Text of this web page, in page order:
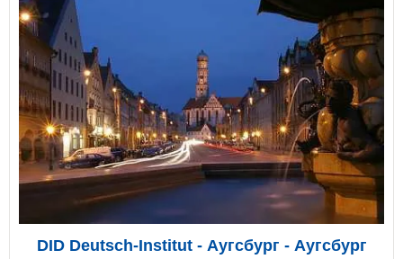
DID Deutsch-Institut - Аугсбург - Аугсбург